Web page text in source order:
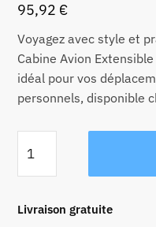
95,92 €
Voyagez avec style et
Cabine Avion
idéal pour vos
personnels, disponible
de
Sac
Dos
Livraison gratuite